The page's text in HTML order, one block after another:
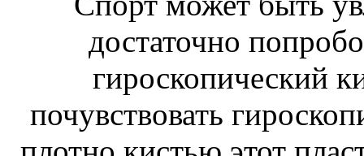
достаточно
гироскопический
почувствовать